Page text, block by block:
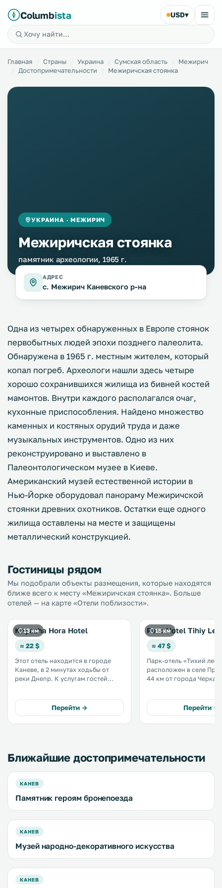
Columbista USD▾
Главная Страны Украина Сумская область
Межирич
Достопримечательности
Межиричская стоянка
УКРАИНА · МЕЖИРИЧ
Межиричская стоянка
памятник археологии, 1965 г.
АДРЕС
с. Межирич Каневского р-на
Одна из четырех обнаруженных в Европе стоянок
первобытных людей эпохи позднего палеолита.
Обнаружена в 1965 г. местным жителем, который
копал погреб. Археологи нашли здесь четыре
хорошо сохранившихся жилища из бивней костей
мамонтов. Внутри каждого располагался очаг,
кухонные приспособления. Найдено множество
каменных и костяных орудий труда и даже
музыкальных инструментов. Одно из них
реконструировано и выставлено в
Палеонтологическом музее в Киеве.
Американский музей естественной истории в
Нью-Йорке оборудовал панораму Межиричской
стоянки древних охотников. Остатки еще одного
жилища оставлены на месте и защищены
металлический конструкцией.
Гостиницы рядом
Мы подобрали объекты размещения, которые находятся
ближе всего к месту «Межиричская стоянка». Больше
отелей — на карте «Отели поблизости».
13 км
Knyazha Hora Hotel
≈ 22 $
Этот отель находится в городе
Каневе, в 2 минутах ходьбы от
реки Днепр. К услугам гостей
Тарасовой (Чернечей) горы
занимает 15 минут. .
Перейти →
15 км
Park-Hotel Tihiy Les
≈ 47 $
Парк-отель «Тихий лес»
расположен в селе
44 км от города
территории обустроена
бесплатная частная
Перейти →
Ближайшие достопримечательности
КАНЕВ
Памятник героям бронепоезда
КАНЕВ
Музей народно-декоративного искусства
КАНЕВ